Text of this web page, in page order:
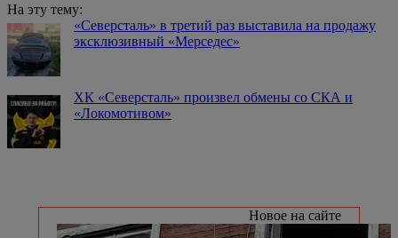
На эту тему:
«Северсталь» в третий раз выставила на продажу
эксклюзивный «Мерседес»
️ХК «Северсталь» произвел обмены со СКА и
«Локомотивом»
Новое на сайте